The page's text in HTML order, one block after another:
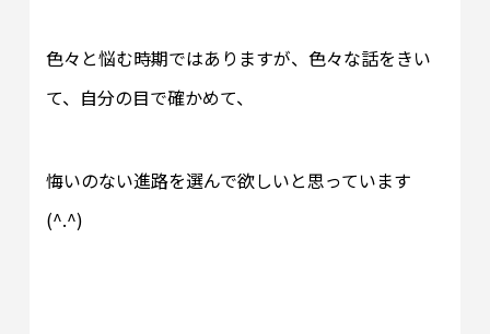
色々と悩む時期ではありますが、色々な話をきい
て、自分の目で確かめて、
悔いのない進路を選んで欲しいと思っています
(^.^)